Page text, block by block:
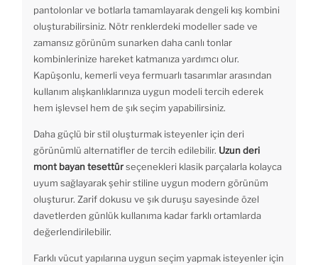
pantolonlar ve botlarla tamamlayarak dengeli kış kombini
oluşturabilirsiniz. Nötr renklerdeki modeller sade ve
zamansız görünüm sunarken daha canlı tonlar
kombinlerinize hareket katmanıza yardımcı olur.
Kapüşonlu, kemerli veya fermuarlı tasarımlar arasından
kullanım alışkanlıklarınıza uygun modeli tercih ederek
hem işlevsel hem de şık seçim yapabilirsiniz.
Daha güçlü bir stil oluşturmak isteyenler için deri
görünümlü alternatifler de tercih edilebilir. Uzun deri
mont bayan tesettürseçenekleri klasik parçalarla kolayca
uyum sağlayarak şehir stiline uygun modern görünüm
oluşturur. Zarif dokusu ve şık duruşu sayesinde özel
davetlerden günlük kullanıma kadar farklı ortamlarda
değerlendirilebilir.
Farklı vücut yapılarına uygun seçim yapmak isteyenler için